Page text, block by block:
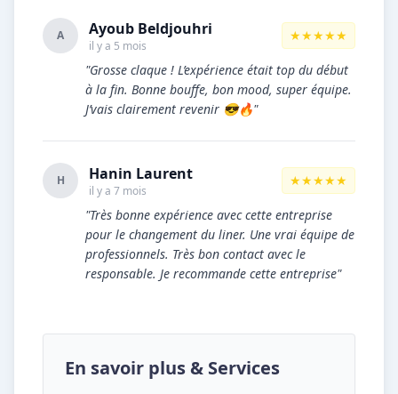
A Ayoub Beldjouhri
il y a 5 mois
★★★★★
"Grosse claque ! L’expérience était top du début
à la fin. Bonne bouffe, bon mood, super équipe.
J’vais clairement revenir 😎🔥"
H Hanin Laurent
il y a 7 mois
★★★★★
"Très bonne expérience avec cette entreprise
pour le changement du liner. Une vrai équipe de
professionnels. Très bon contact avec le
responsable. Je recommande cette entreprise"
En savoir plus & Services